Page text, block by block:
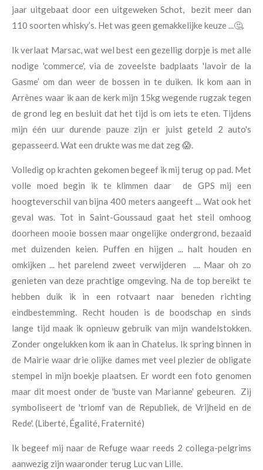
jaar uitgebaat door een uitgeweken Schot, bezit meer dan
110 soorten whisky’s. Het was geen gemakkelijke keuze ...🤔.
Ik verlaat Marsac, wat wel best een gezellig dorpje is met alle
nodige 'commerce', via de zoveelste badplaats 'lavoir de la
Gasme’ om dan weer de bossen in te duiken. Ik kom aan in
Arrènes waar ik aan de kerk mijn 15kg wegende rugzak tegen
de grond leg en besluit dat het tijd is om iets te eten. Tijdens
mijn één uur durende pauze zijn er juist geteld 2 auto's
gepasseerd. Wat een drukte was me dat zeg 😱.
Volledig op krachten gekomen begeef ik mij terug op pad. Met
volle moed begin ik te klimmen daar de GPS mij een
hoogteverschil van bijna 400 meters aangeeft ... Wat ook het
geval was. Tot in Saint-Goussaud gaat het steil omhoog
doorheen mooie bossen maar ongelijke ondergrond, bezaaid
met duizenden keien. Puffen en hijgen ... halt houden en
omkijken ... het parelend zweet verwijderen .... Maar oh zo
genieten van deze prachtige omgeving. Na de top bereikt te
hebben duik ik in een rotvaart naar beneden richting
eindbestemming. Recht houden is de boodschap en sinds
lange tijd maak ik opnieuw gebruik van mijn wandelstokken.
Zonder ongelukken kom ik aan in Chatelus. Ik spring binnen in
de Mairie waar drie olijke dames met veel plezier de obligate
stempel in mijn boekje plaatsen. Er wordt een foto genomen
maar dit moest onder de 'buste van Marianne' gebeuren. Zij
symboliseert de 'triomf van de Republiek, de Vrijheid en de
Rede'. (Liberté, Égalité, Fraternité)
Ik begeef mij naar de Refuge waar reeds 2 collega-pelgrims
aanwezig zijn waaronder terug Luc van Lille.